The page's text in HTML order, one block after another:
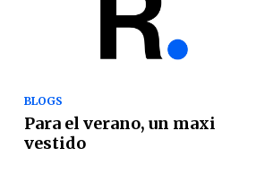
BLOGS
Para el verano, un maxi
vestido